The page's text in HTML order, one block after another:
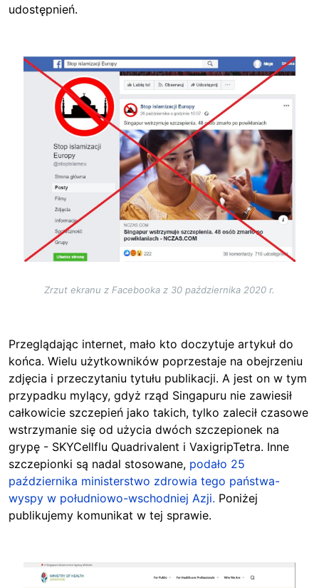
udostępnień.
Image
Zrzut ekranu z Facebooka z 30 października 2020 r.
Przeglądając internet, mało kto doczytuje artykuł do
końca. Wielu użytkowników poprzestaje na obejrzeniu
zdjęcia i przeczytaniu tytułu publikacji. A jest on w tym
przypadku mylący, gdyż rząd Singapuru nie zawiesił
całkowicie szczepień jako takich, tylko zalecił czasowe
wstrzymanie się od użycia dwóch szczepionek na
grypę - SKYCellflu Quadrivalent i VaxigripTetra. Inne
szczepionki są nadal stosowane, podało 25
października ministerstwo zdrowia tego państwa-
wyspy w południowo-wschodniej Azji. Poniżej
publikujemy komunikat w tej sprawie.
Image